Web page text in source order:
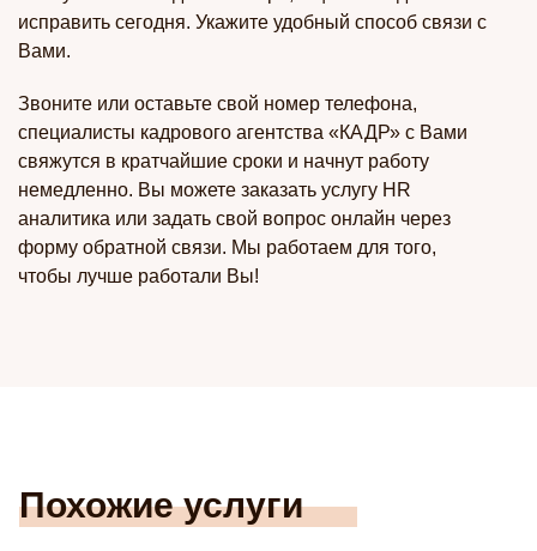
исправить сегодня. Укажите удобный способ связи с
Вами.
Звоните или оставьте свой номер телефона,
специалисты кадрового агентства «КАДР» с Вами
свяжутся в кратчайшие сроки и начнут работу
немедленно. Вы можете заказать услугу HR
аналитика или задать свой вопрос онлайн через
форму обратной связи. Мы работаем для того,
чтобы лучше работали Вы!
Похожие услуги